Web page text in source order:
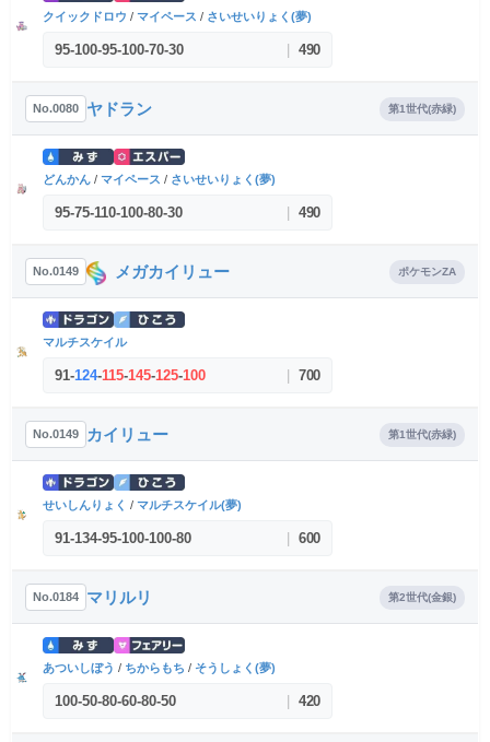
クイックドロウ / マイペース / さいせいりょく(夢)
95-100-95-100-70-30 490
No.0080 ヤドラン 第1世代(赤緑)
どんかん / マイペース / さいせいりょく(夢)
95-75-110-100-80-30 490
No.0149 メガカイリュー ポケモンZA
マルチスケイル
91-124-115-145-125-100 700
No.0149 カイリュー 第1世代(赤緑)
せいしんりょく / マルチスケイル(夢)
91-134-95-100-100-80 600
No.0184 マリルリ 第2世代(金銀)
あついしぼう / ちからもち / そうしょく(夢)
100-50-80-60-80-50 420